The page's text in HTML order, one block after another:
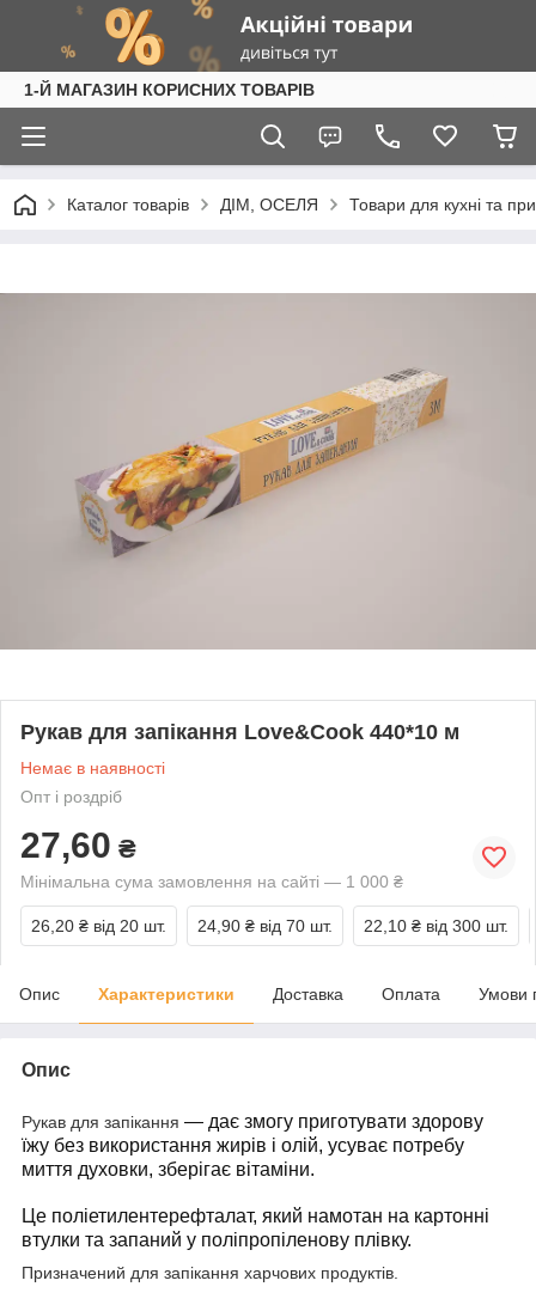
1-Й МАГАЗИН КОРИСНИХ ТОВАРІВ
Каталог товарів ДІМ, ОСЕЛЯ Товари для кухні та
Рукав для запікання Love&Cook 440*10 м
Немає в наявності
Опт і роздріб
27,60 ₴
Мінімальна сума замовлення на сайті — 1 000 ₴
26,20 ₴ від 20 шт. 24,90 ₴ від 70 шт. 22,10 ₴ від 300 шт.
Опис Характеристики Доставка Оплата Умови
Опис
Рукав для запікання — дає змогу приготувати здорову
їжу без використання жирів і олій, усуває потребу
миття духовки, зберігає вітаміни.
Це поліетилентерефталат, який намотан на картонні
втулки та запаний у поліпропіленову плівку.
Призначений для запікання харчових продуктів.